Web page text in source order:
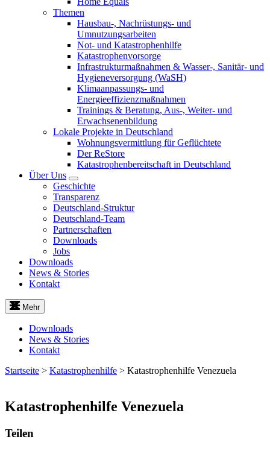
Themen
Hausbau-, Nachrüstungs- und
Umnutzungsarbeiten
Not- und Katastrophenhilfe
Katastrophen­vorsorge
Infrastrukturmaßnahmen & Wasser-, Sanitär- und
Hygieneversorgung (WaSH)
Klimaanpassungs- und
Energieeffizienzmaßnahmen
Trainings & Beratung, Aus-, Weiter- und
Erwachsenenbildung
Lokale Projekte in Deutschland
Wohnungsvermittlung für Geflüchtete
Der ReStore
Katastrophenbereitschaft in Deutschland
Über Uns
Geschichte
Transparenz
Deutschland-Struktur
Deutschland-Team
Partnerschaften
Downloads
Jobs
Downloads
News & Stories
Kontakt
Mehr
Downloads
News & Stories
Kontakt
Startseite > Katastrophenhilfe > Katastrophenhilfe Venezuela
Katastrophenhilfe Venezuela
Teilen